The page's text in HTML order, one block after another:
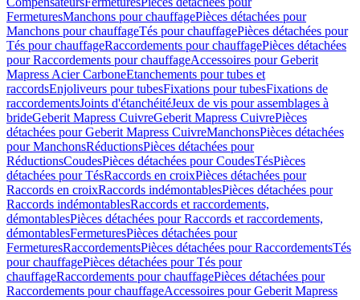
FermeturesManchons pour chauffagePièces détachées pour
Manchons pour chauffageTés pour chauffagePièces détachées pour
Tés pour chauffageRaccordements pour chauffagePièces détachées
pour Raccordements pour chauffageAccessoires pour Geberit
Mapress Acier CarboneEtanchements pour tubes et
raccordsEnjoliveurs pour tubesFixations pour tubesFixations de
raccordementsJoints d'étanchéitéJeux de vis pour assemblages à
brideGeberit Mapress CuivreGeberit Mapress CuivrePièces
détachées pour Geberit Mapress CuivreManchonsPièces détachées
pour ManchonsRéductionsPièces détachées pour
RéductionsCoudesPièces détachées pour CoudesTésPièces
détachées pour TésRaccords en croixPièces détachées pour
Raccords en croixRaccords indémontablesPièces détachées pour
Raccords indémontablesRaccords et raccordements,
démontablesPièces détachées pour Raccords et raccordements,
démontablesFermeturesPièces détachées pour
FermeturesRaccordementsPièces détachées pour RaccordementsTés
pour chauffagePièces détachées pour Tés pour
chauffageRaccordements pour chauffagePièces détachées pour
Raccordements pour chauffageAccessoires pour Geberit Mapress